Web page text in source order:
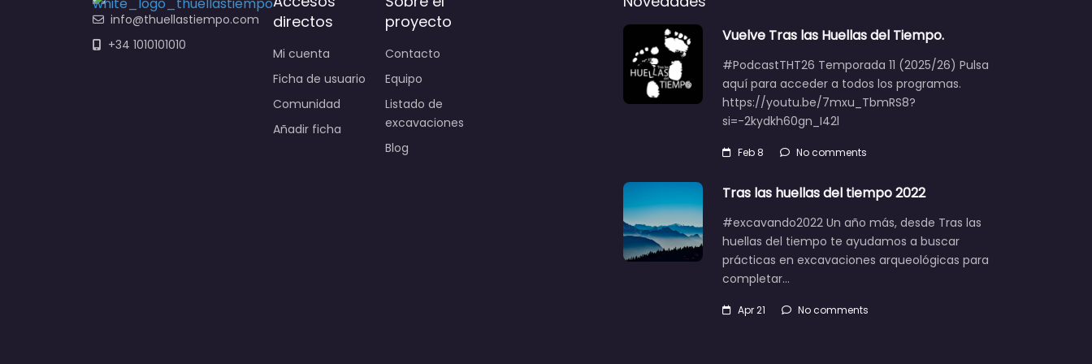
info@thuellastiempo.com
+34 1010101010
directos
Mi cuenta
Ficha de usuario
Comunidad
Añadir ficha
proyecto
Contacto
Equipo
Listado de
excavaciones
Blog
Vuelve Tras las Huellas del Tiempo.
#PodcastTHT26 Temporada 11 (2025/26) Pulsa
aquí para acceder a todos los programas.
https://youtu.be/7mxu_TbmRS8?
si=-2kydkh60gn_I42l
Feb 8 No comments
Tras las huellas del tiempo 2022
#excavando2022 Un año más, desde Tras las
huellas del tiempo te ayudamos a buscar
prácticas en excavaciones arqueológicas para
completar…
Apr 21 No comments